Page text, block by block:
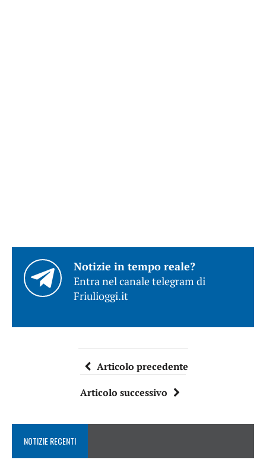
Notizie in tempo reale?
Entra nel canale telegram di
Friulioggi.it
Articolo precedente
Articolo successivo
NOTIZIE RECENTI